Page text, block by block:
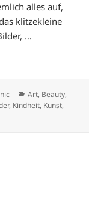
alles auf,
klitzekleine
…
Kategorien
Art, Beauty,
, Kindheit, Kunst,